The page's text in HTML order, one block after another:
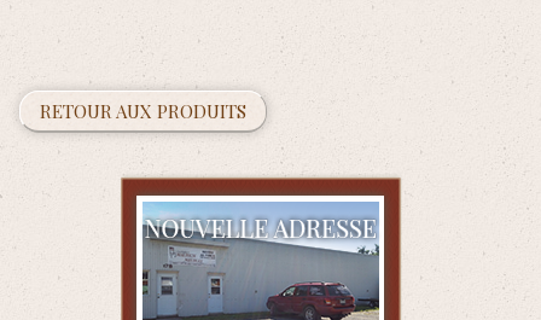
RETOUR AUX PRODUITS